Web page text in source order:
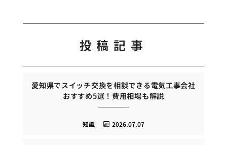
投稿記事
愛知県でスイッチ交換を相談できる電気工事会社
おすすめ5選！費用相場も解説
2026.07.07
知識